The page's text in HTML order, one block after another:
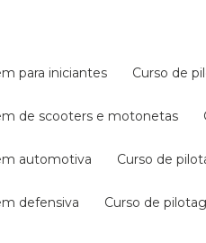
para iniciantes curso de
de scooters e motonetas
automotiva curso de
defensiva curso de